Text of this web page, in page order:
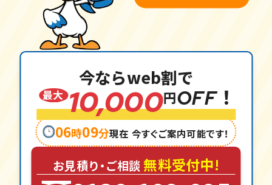
今ならweb割で
最大 10,000円OFF！
06時09分現在 今すぐご案内可能です！
お見積り・ご相談無料受付中!